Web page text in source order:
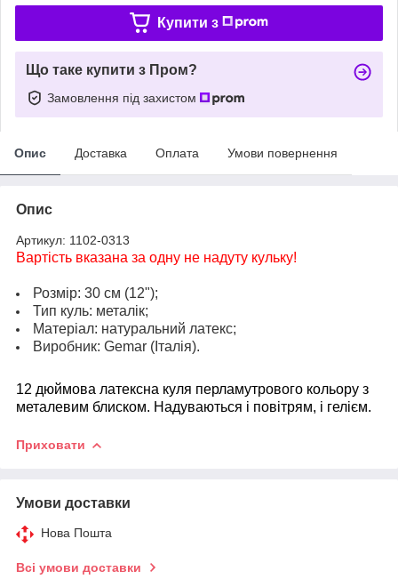
Купити з
Що таке купити з Пром?
Замовлення під захистом
Опис Доставка Оплата Умови повернення
Опис
Артикул: 1102-0313
Вартість вказана за одну не надуту кульку!
Розмір: 30 см (12");
Тип куль: металік;
Матеріал: натуральний латекс;
Виробник: Gemar (Італія).
12 дюймова латексна куля перламутрового кольору з
металевим блиском. Надуваються і повітрям, і гелієм.
Приховати
Умови доставки
Нова Пошта
Всі умови доставки